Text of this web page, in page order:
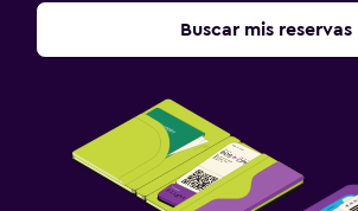
Buscar mis reservas